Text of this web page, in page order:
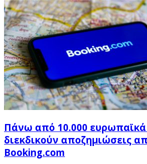
Πάνω από 10.000 ευρωπαϊκά
διεκδικούν αποζημιώσεις
Booking.com